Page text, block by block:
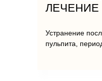
Устранение
пульпита,
ЛЕЧЕНИЕ